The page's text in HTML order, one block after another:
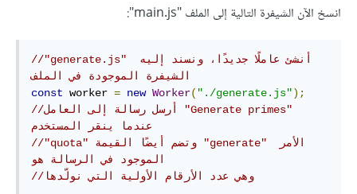
انسخ اﻵن الشيفرة التالية إلى الملف "main.js":
//"generate.js" أنشئ عاملًا جديدًا، ونسند إليه
الشيفرة الموجودة في الملف
const worker = new Worker( "./generate.js");
//أرسل رسالة إلى العامل "Generate primes"
عندما ينقر المستخدم
//"quota" وتضم أيضًا القيمة "generate" اﻷمر
الموجود في الرسالة هو
//وهي عدد اﻷرقام اﻷولية التي نولّدها